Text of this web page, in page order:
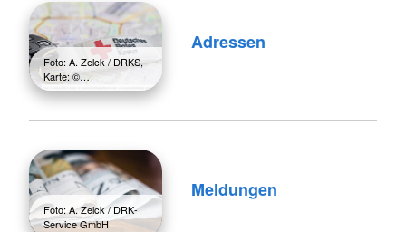
Foto: A. Zelck / DRKS,
Karte: ©…
Adressen
Foto: A. Zelck / DRK-
Service GmbH
Meldungen